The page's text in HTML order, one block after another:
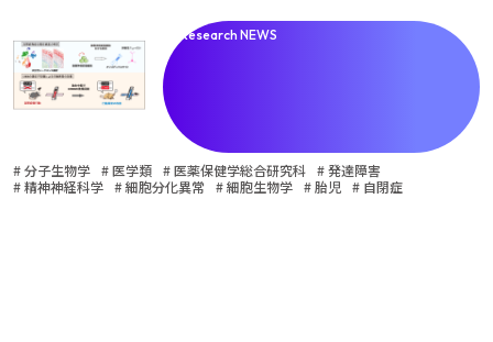
Research NEWS
# 分子生物学 # 医学類 # 医薬保健学総合研究科 # 発達障害
# 精神神経科学 # 細胞分化異常 # 細胞生物学 # 胎児 # 自閉症